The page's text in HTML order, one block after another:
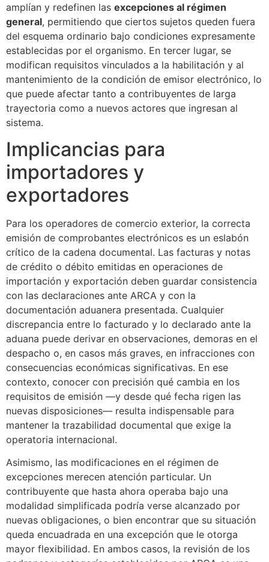
amplían y redefinen las excepciones al régimen
general, permitiendo que ciertos sujetos queden fuera
del esquema ordinario bajo condiciones expresamente
establecidas por el organismo. En tercer lugar, se
modifican requisitos vinculados a la habilitación y al
mantenimiento de la condición de emisor electrónico, lo
que puede afectar tanto a contribuyentes de larga
trayectoria como a nuevos actores que ingresan al
sistema.
Implicancias para
importadores y
exportadores
Para los operadores de comercio exterior, la correcta
emisión de comprobantes electrónicos es un eslabón
crítico de la cadena documental. Las facturas y notas
de crédito o débito emitidas en operaciones de
importación y exportación deben guardar consistencia
con las declaraciones ante ARCA y con la
documentación aduanera presentada. Cualquier
discrepancia entre lo facturado y lo declarado ante la
aduana puede derivar en observaciones, demoras en el
despacho o, en casos más graves, en infracciones con
consecuencias económicas significativas. En ese
contexto, conocer con precisión qué cambia en los
requisitos de emisión —y desde qué fecha rigen las
nuevas disposiciones— resulta indispensable para
mantener la trazabilidad documental que exige la
operatoria internacional.
Asimismo, las modificaciones en el régimen de
excepciones merecen atención particular. Un
contribuyente que hasta ahora operaba bajo una
modalidad simplificada podría verse alcanzado por
nuevas obligaciones, o bien encontrar que su situación
queda encuadrada en una excepción que le otorga
mayor flexibilidad. En ambos casos, la revisión de los